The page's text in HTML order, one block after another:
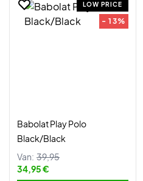
LOW PRICE
- 13%
Babolat Play Polo
Black/Black
Van: 39,95
34,95 €